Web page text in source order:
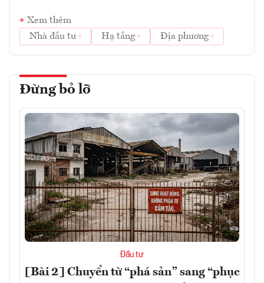
Xem thêm
Nhà đầu tư
Hạ tầng Địa phương
Đừng bỏ lỡ
Đầu tư
[Bài 2] Chuyển từ “phá sản” sang “phục